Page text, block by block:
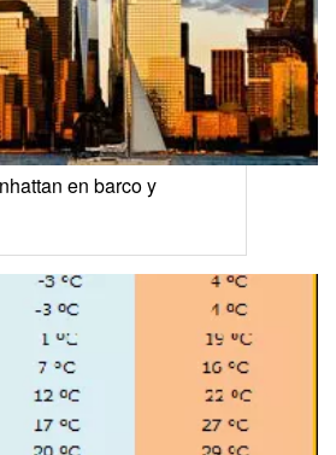
en barco y